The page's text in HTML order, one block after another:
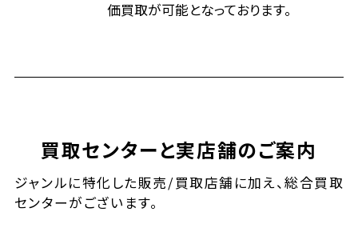
価買取が可能となっております。
買取センターと実店舗のご案内
ジャンルに特化した販売/買取店舗に加え、総合買取
センターがございます。